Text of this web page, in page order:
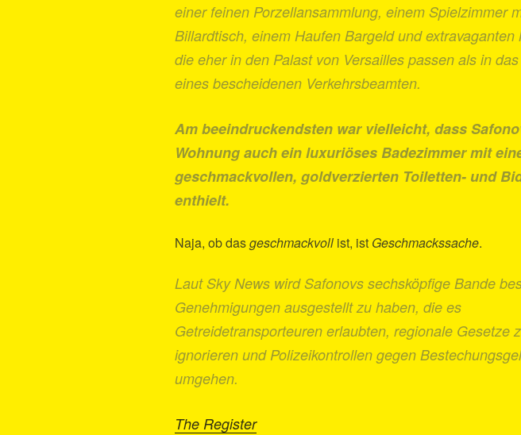
einer feinen Porzellansammlung, einem Spielzimmer
Billardtisch, einem Haufen Bargeld und extravaganten
die eher in den Palast von Versailles passen als in
eines bescheidenen Verkehrsbeamten.
Am beeindruckendsten war vielleicht, dass
Wohnung auch ein luxuriöses Badezimmer mit
geschmackvollen, goldverzierten Toiletten- und
enthielt.
Naja, ob dasgeschmackvoll ist, ist Geschmackssache.
Laut Sky News wird Safonovs sechsköpfige Bande
Genehmigungen ausgestellt zu haben, die es
Getreidetransporteuren erlaubten, regionale Gesetze
ignorieren und Polizeikontrollen gegen
umgehen.
The Register